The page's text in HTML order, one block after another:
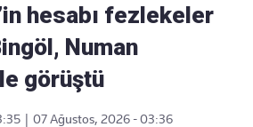
hesabı fezlekeler
Numan
görüştü
07 Ağustos, 2026 - 03:36